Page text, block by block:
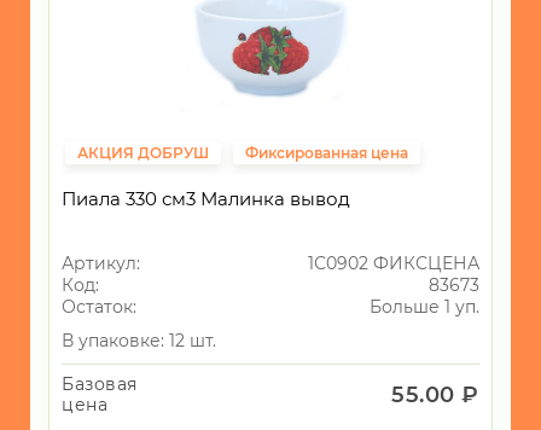
АКЦИЯ ДОБРУШ Фиксированная цена
Пиала 330 см3 Малинка вывод
Артикул:
1С0902 ФИКСЦЕНА
Код:
83673
Остаток:
Больше 1 уп.
В упаковке: 12 шт.
Базовая
цена
55.00 ₽